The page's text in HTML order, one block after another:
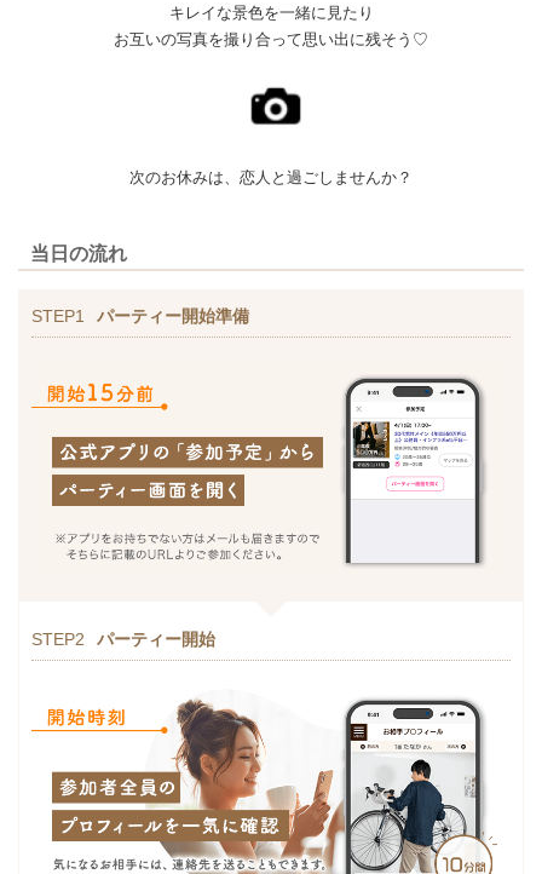
キレイな景色を一緒に見たり
お互いの写真を撮り合って思い出に残そう♡
次のお休みは、恋人と過ごしませんか？
当日の流れ
STEP1 パーティー開始準備
STEP2 パーティー開始